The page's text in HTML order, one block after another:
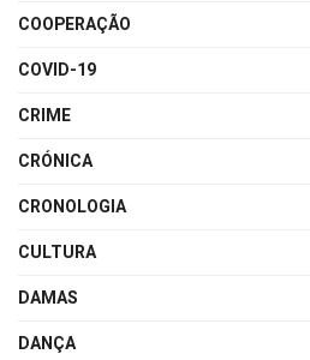
COOPERAÇÃO
COVID-19
CRIME
CRÓNICA
CRONOLOGIA
CULTURA
DAMAS
DANÇA